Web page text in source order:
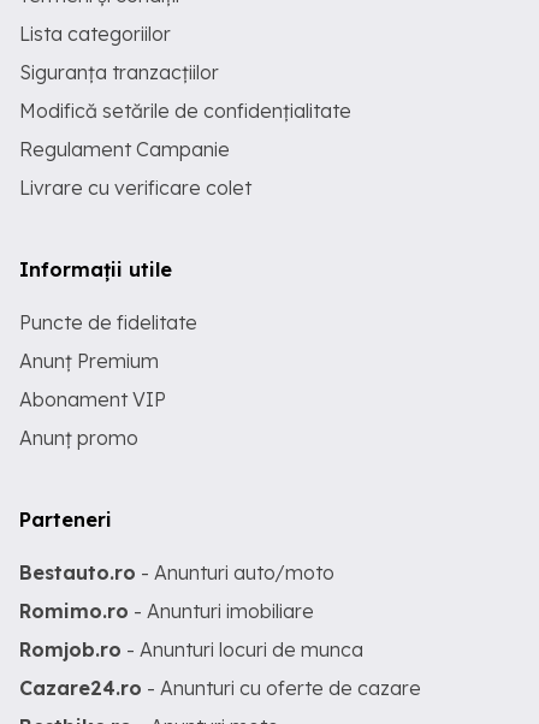
Lista categoriilor
Siguranța tranzacțiilor
Modifică setările de confidențialitate
Regulament Campanie
Livrare cu verificare colet
Informații utile
Puncte de fidelitate
Anunț Premium
Abonament VIP
Anunț promo
Parteneri
Bestauto.ro - Anunturi auto/moto
Romimo.ro - Anunturi imobiliare
Romjob.ro - Anunturi locuri de munca
Cazare24.ro - Anunturi cu oferte de cazare